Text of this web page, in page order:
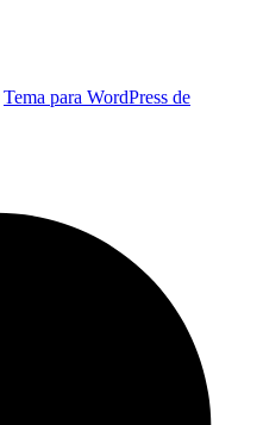
Tema para WordPress de